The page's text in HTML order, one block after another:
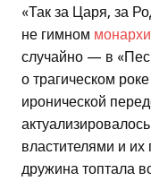
«Так за Царя, за
не гимном
случайно — в
о трагическом
иронической
властителями и
дружина топтала